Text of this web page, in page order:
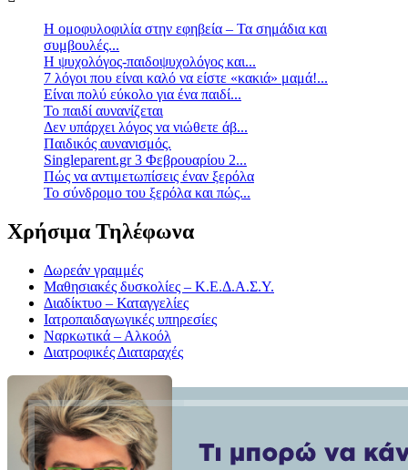
Η ομοφυλοφιλία στην εφηβεία – Τα σημάδια και
συμβουλές...
Η ψυχολόγος-παιδοψυχολόγος και...
7 λόγοι που είναι καλό να είστε «κακιά» μαμά!...
Είναι πολύ εύκολο για ένα παιδί...
Το παιδί αυνανίζεται
Δεν υπάρχει λόγος να νιώθετε άβ...
Παιδικός αυνανισμός.
Singleparent.gr 3 Φεβρουαρίου 2...
Πώς να αντιμετωπίσεις έναν ξερόλα
Το σύνδρομο του ξερόλα και πώς...
Χρήσιμα Τηλέφωνα
Δωρεάν γραμμές
Μαθησιακές δυσκολίες – Κ.Ε.Δ.Α.Σ.Υ.
Διαδίκτυο – Καταγγελίες
Ιατροπαιδαγωγικές υπηρεσίες
Ναρκωτικά – Αλκοόλ
Διατροφικές Διαταραχές